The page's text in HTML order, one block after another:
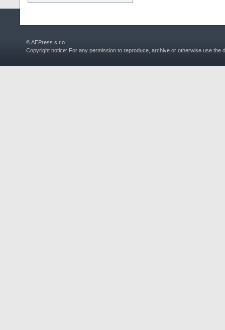
© AEPress s.r.o
Copyright notice: For any permission to reproduce, archive or otherwise use the